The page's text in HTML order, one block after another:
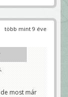
több mint 9 éve
ja
most már